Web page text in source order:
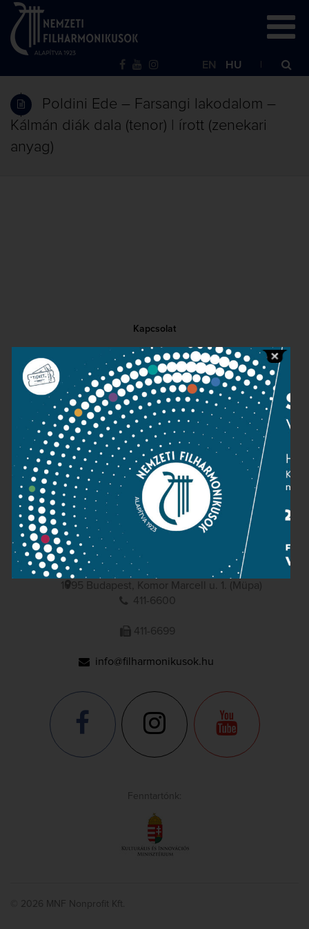
EN HU
Poldini Ede – Farsangi lakodalom –
Kálmán diák dala (tenor) | írott (zenekari
anyag)
Kapcsolat
Közérdekű adatok
Sajtószoba
Adatvédelem
Impresszum
NEMZETI
FILHARMONIKUSOK
1095 Budapest, Komor Marcell u. 1. (Müpa)
411-6600
411-6699
info@filharmonikusok.hu
Fenntartónk:
© 2026 MNF Nonprofit Kft.